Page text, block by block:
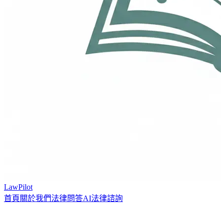
LawPilot
首頁 關於我們法律問答AI法律諮詢